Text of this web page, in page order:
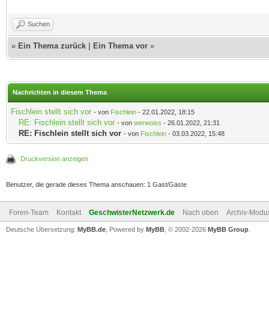
Suchen
« Ein Thema zurück Ein Thema vor »
Nachrichten in diesem Thema
Fischlein stellt sich vor - von Fischlein - 22.01.2022, 18:15
RE: Fischlein stellt sich vor - von werwoiss - 26.01.2022, 21:31
RE: Fischlein stellt sich vor - von Fischlein - 03.03.2022, 15:48
Druckversion anzeigen
Benutzer, die gerade dieses Thema anschauen: 1 Gast/Gäste
Foren-Team Kontakt GeschwisterNetzwerk.de Nach oben Archiv-
Deutsche Übersetzung: MyBB.de , Powered by MyBB , © 2002-2026 MyBB Group